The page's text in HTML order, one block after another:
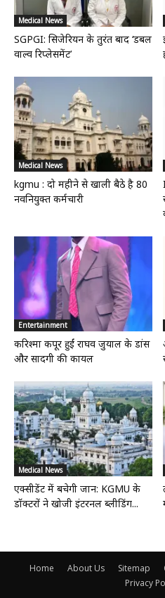
Medical News
SGPGI: सिजेरियन के तुरंत बाद ‘डबल
वाल्व रिप्लेसमेंट’
Medical News
kgmu : दो महीने से खाली बैठे है 80
नवनियुक्त कर्मचारी
Entertainment
करिश्मा कपूर हुईं राघव जुयाल के डांस
और सादगी की कायल
Medical News
एक्सीडेंट में बचेगी जान: KGMU के
डॉक्टरों ने खोजी इंटरनल ब्लीडिंग...
Home About Us Sitemap
Privacy